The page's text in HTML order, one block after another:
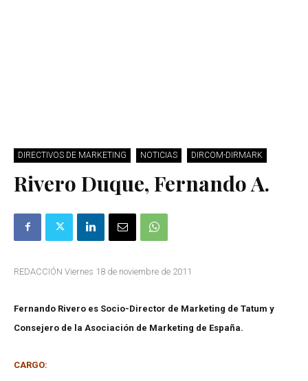
DIRECTIVOS DE MARKETING NOTICIAS DIRCOM-DIRMARK
Rivero Duque, Fernando A.
REDACCIÓN Viernes 18 de noviembre de 2011
Fernando Rivero es Socio-Director de Marketing de Tatum y
Consejero de la Asociación de Marketing de España.
CARGO: